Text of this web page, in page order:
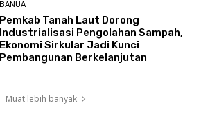
BANUA
Pemkab Tanah Laut Dorong
Industrialisasi Pengolahan Sampah,
Ekonomi Sirkular Jadi Kunci
Pembangunan Berkelanjutan
Muat lebih banyak